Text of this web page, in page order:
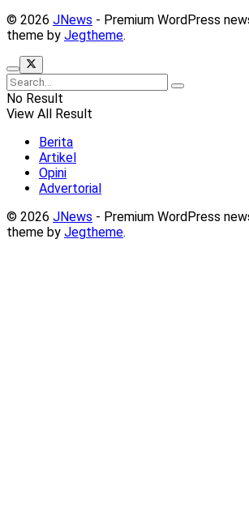
© 2026 JNews - Premium WordPress
theme by Jegtheme.
No Result
View All Result
Berita
Artikel
Opini
Advertorial
© 2026 JNews - Premium WordPress
theme by Jegtheme.